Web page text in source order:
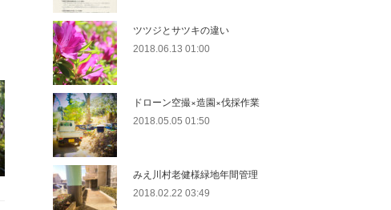
ツツジとサツキの違い
2018.06.13 01:00
ドローン空撮×造園×伐採作業
2018.05.05 01:50
みえ川村老健様緑地年間管理
2018.02.22 03:49